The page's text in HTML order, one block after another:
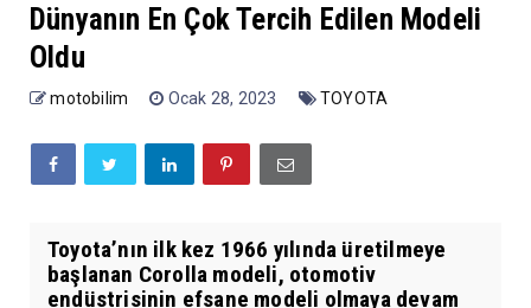
Dünyanın En Çok Tercih Edilen Modeli
Oldu
motobilim Ocak 28, 2023 TOYOTA
Toyota’nın ilk kez 1966 yılında üretilmeye
başlanan Corolla modeli, otomotiv
endüstrisinin efsane modeli olmaya devam